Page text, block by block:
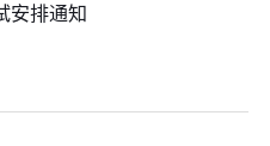
安排通知